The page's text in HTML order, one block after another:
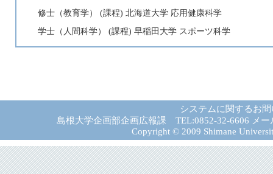
修士（教育学） (課程) 北海道大学 応用健康科学
学士（人間科学） (課程) 早稲田大学 スポーツ科学
システムに関するお
島根大学企画部企画広報課 TEL:0852-32-6606 メー
Copyright © 2009 Shimane